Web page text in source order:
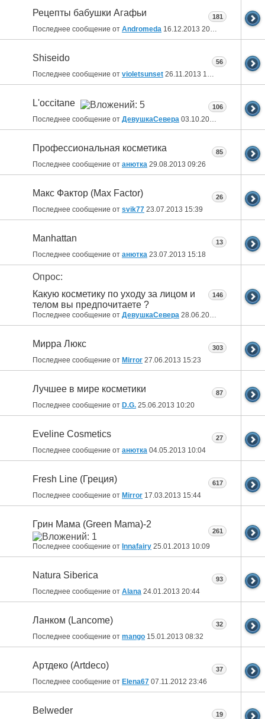
Рецепты бабушки Агафьи
Последнее сообщение от Andromeda 16.12.2013 20:01
181
Shiseido
Последнее сообщение от violetsunset 26.11.2013 12:32
56
L'occitane
Последнее сообщение от ДевушкаСевера 03.10.2013
106
Профессиональная косметика
Последнее сообщение от анютка 29.08.2013 09:26
85
Макс Фактор (Max Factor)
Последнее сообщение от svik77 23.07.2013 15:39
26
Manhattan
Последнее сообщение от анютка 23.07.2013 15:18
13
Опрос:
Какую косметику по уходу за лицом и
телом вы предпочитаете ?
Последнее сообщение от ДевушкаСевера 28.06.2013
146
Мирра Люкс
Последнее сообщение от Mirror 27.06.2013 15:23
303
Лучшее в мире косметики
Последнее сообщение от D.G. 25.06.2013 10:20
87
Eveline Cosmetics
Последнее сообщение от анютка 04.05.2013 10:04
27
Fresh Line (Греция)
Последнее сообщение от Mirror 17.03.2013 15:44
617
Грин Мама (Green Mama)-2
Последнее сообщение от Innafairy 25.01.2013 10:09
261
Natura Siberica
Последнее сообщение от Alana 24.01.2013 20:44
93
Ланком (Lancome)
Последнее сообщение от mango 15.01.2013 08:32
32
Артдеко (Artdeco)
Последнее сообщение от Elena67 07.11.2012 23:46
37
Belweder 19